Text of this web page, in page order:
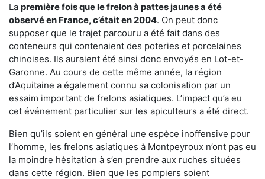
La première fois que le frelon à pattes jaunes a été
observé en France, c’était en 2004. On peut donc
supposer que le trajet parcouru a été fait dans des
conteneurs qui contenaient des poteries et porcelaines
chinoises. Ils auraient été ainsi donc envoyés en Lot-et-
Garonne. Au cours de cette même année, la région
d’Aquitaine a également connu sa colonisation par un
essaim important de frelons asiatiques. L’impact qu’a eu
cet événement particulier sur les apiculteurs a été direct.
Bien qu’ils soient en général une espèce inoffensive pour
l’homme, les frelons asiatiques à Montpeyroux n’ont pas eu
la moindre hésitation à s’en prendre aux ruches situées
dans cette région. Bien que les pompiers soient